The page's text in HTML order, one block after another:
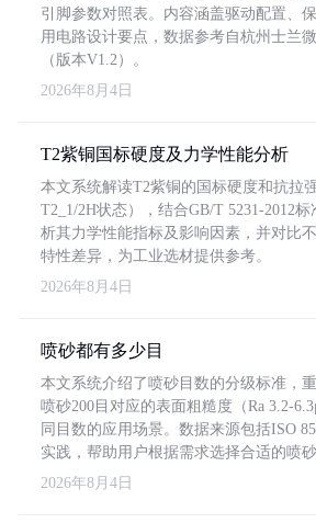
引脚参数对照表。内容涵盖驱动配置、
用电路设计要点，数据参考自杭州士兰
（版本V1.2）。
2026年8月4日
T2紫铜国标硬度及力学性能分析
本文系统解读T2紫铜的国标硬度和抗拉
T2_1/2H状态），结合GB/T 5231-2012
析其力学性能指标及影响因素，并对比
特性差异，为工业选材提供参考。
2026年8月4日
喷砂都有多少目
本文系统介绍了喷砂目数的分级标准，
喷砂200目对应的表面粗糙度（Ra 3.2-
同目数的应用场景。数据来源包括ISO
实践，帮助用户根据需求选择合适的喷砂
2026年8月4日